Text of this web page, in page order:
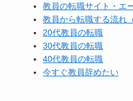
教員の転職サイト・エ
教員から転職する流れ
20代教員の転職
30代教員の転職
40代教員の転職
今すぐ教員辞めたい